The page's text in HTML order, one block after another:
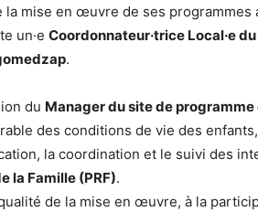
la mise en œuvre de ses programmes
un·e Coordonnateur·trice Local·e
.
du Manager du site de
des conditions de vie des
la coordination et le suivi des
la Famille (PRF).
de la mise en œuvre, à la